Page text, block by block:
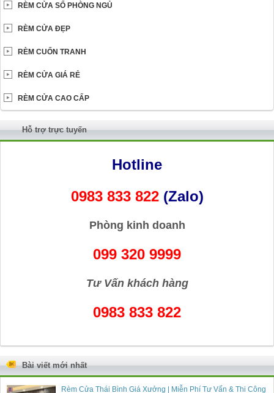
RÈM CỬA SỔ PHÒNG NGỦ
RÈM CỬA ĐẸP
RÈM CUỐN TRANH
RÈM CỬA GIÁ RẺ
RÈM CỬA CAO CẤP
Hỗ trợ trực tuyến
Hotline
0983 833 822 (Zalo)
Phòng kinh doanh
099 320 9999
Tư Vấn khách hàng
0983 833 822
Bài viết mới nhất
Rèm Cửa Thái Bình Giá Xưởng | Miễn Phí Tư Vấn & Thi Công